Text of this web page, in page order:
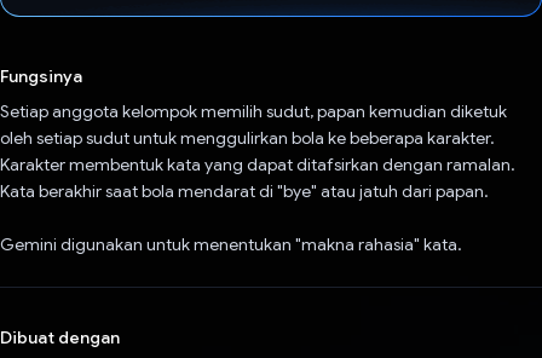
Fungsinya
Setiap anggota kelompok memilih sudut, papan kemudian diketuk
oleh setiap sudut untuk menggulirkan bola ke beberapa karakter.
Karakter membentuk kata yang dapat ditafsirkan dengan ramalan.
Kata berakhir saat bola mendarat di "bye" atau jatuh dari papan.
Gemini digunakan untuk menentukan "makna rahasia" kata.
Dibuat dengan